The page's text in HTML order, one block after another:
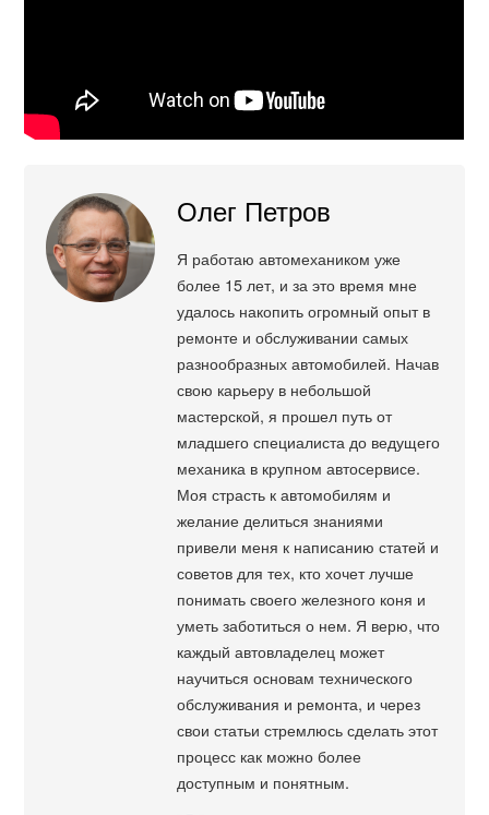
Олег Петров
Я работаю автомехаником уже
более 15 лет, и за это время мне
удалось накопить огромный опыт в
ремонте и обслуживании самых
разнообразных автомобилей. Начав
свою карьеру в небольшой
мастерской, я прошел путь от
младшего специалиста до ведущего
механика в крупном автосервисе.
Моя страсть к автомобилям и
желание делиться знаниями
привели меня к написанию статей и
советов для тех, кто хочет лучше
понимать своего железного коня и
уметь заботиться о нем. Я верю, что
каждый автовладелец может
научиться основам технического
обслуживания и ремонта, и через
свои статьи стремлюсь сделать этот
процесс как можно более
доступным и понятным.